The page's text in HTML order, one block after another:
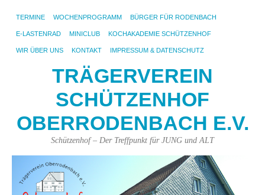
TERMINE WOCHENPROGRAMM BÜRGER FÜR RODENBACH
E-LASTENRAD MINICLUB KOCHAKADEMIE SCHÜTZENHOF
WIR ÜBER UNS KONTAKT IMPRESSUM & DATENSCHUTZ
TRÄGERVEREIN
SCHÜTZENHOF
OBERRODENBACH E.V.
Schützenhof – Der Treffpunkt für JUNG und ALT